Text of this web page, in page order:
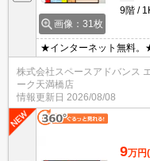
画像：31枚
9階
★インターネット無料。
水道水はすべて浄水と
バイ駐輪場ございます。
橋店まで06-4790-2228
株式会社スペースアドバンス
ーク天満橋店
情報更新日 2026/08/08
9万円